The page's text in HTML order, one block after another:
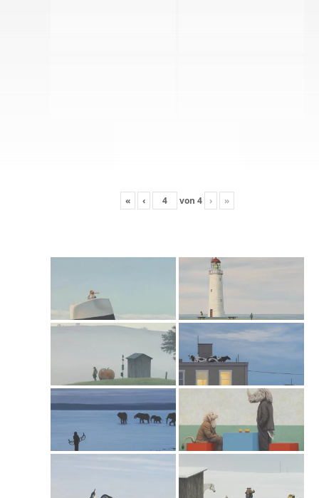
« ‹ von 4 › »